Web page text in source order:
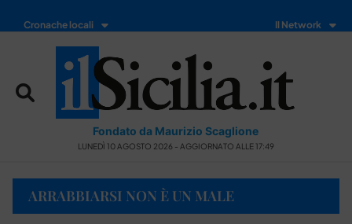
Cronache locali Il Network
Fondato da Maurizio Scaglione
LUNEDÌ 10 AGOSTO 2026 - AGGIORNATO ALLE 17:49
ARRABBIARSI NON È UN MALE